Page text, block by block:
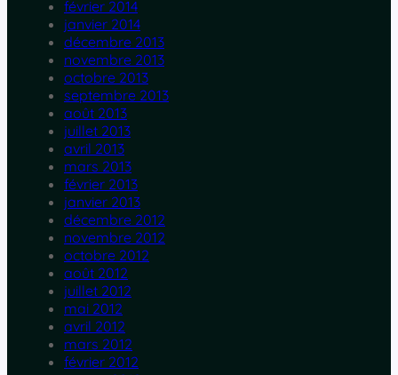
février 2014
janvier 2014
décembre 2013
novembre 2013
octobre 2013
septembre 2013
août 2013
juillet 2013
avril 2013
mars 2013
février 2013
janvier 2013
décembre 2012
novembre 2012
octobre 2012
août 2012
juillet 2012
mai 2012
avril 2012
mars 2012
février 2012